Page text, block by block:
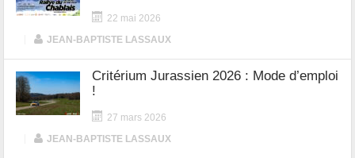
22 mai 2026
JEAN-BAPTISTE LASSAUX
Critérium Jurassien 2026 : Mode d’emploi
!
27 mars 2026
JEAN-BAPTISTE LASSAUX